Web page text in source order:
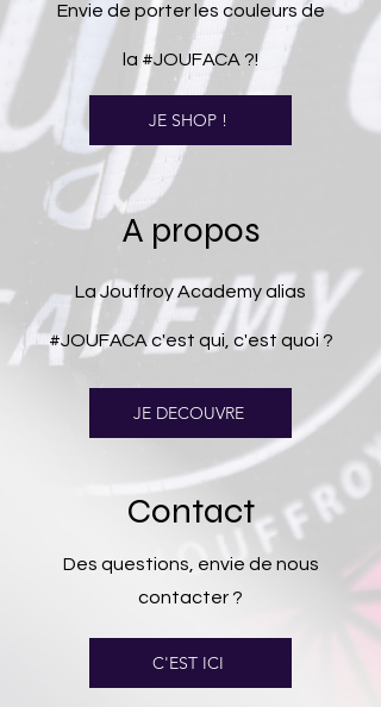
Envie de porter les couleurs de
la #JOUFACA ?!
JE SHOP !
A propos
La Jouffroy Academy alias
#JOUFACA c'est qui, c'est quoi ?
JE DECOUVRE
Contact
Des questions, envie de nous
contacter ?
C'EST ICI